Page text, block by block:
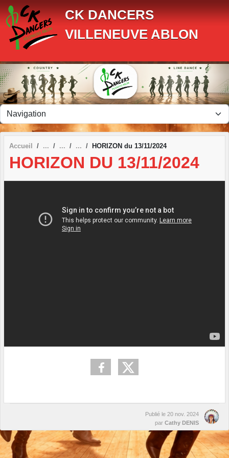
CK DANCERS
VILLENEUVE ABLON
Accueil HORIZON du 13/11/2024
HORIZON DU 13/11/2024
Publié le 20 nov. 2024
par Cathy DENIS
Panneau de gestion des cookies